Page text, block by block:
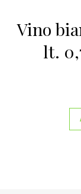
Vino
lt.